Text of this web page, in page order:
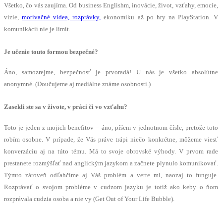
Všetko, čo vás zaujíma. Od business Englishm, inovácie, život, vzťahy, emocíe,
vízie,motivačné videa, rozprávky, ekonomiku až po hry na PlayStation. V
komunikácií nie je limit.
Je učenie touto formou bezpečné?
Áno, samozrejme, bezpečnosť je prvoradá! U nás je všetko absolútne
anonymné. (Doučujeme aj mediálne známe osobnosti.)
Zasekli ste sa v živote, v práci či vo vzťahu?
Toto je jeden z mojich benefitov – áno, píšem v jednotnom čísle, pretože toto
robím osobne. V prípade, že Vás práve trápi niečo konkrétne, môžeme viesť
konverzáciu aj na túto tému. Má to svoje obrovské výhody. V prvom rade
prestanete rozmýšľať nad anglickým jazykom a začnete plynulo komunikovať.
Týmto zároveň odľahčíme aj Váš problém a verte mi, naozaj to funguje.
Rozprávať o svojom probléme v cudzom jazyku je totiž ako keby o ňom
rozprávala cudzia osoba a nie vy (Get Out of Your Life Bubble).